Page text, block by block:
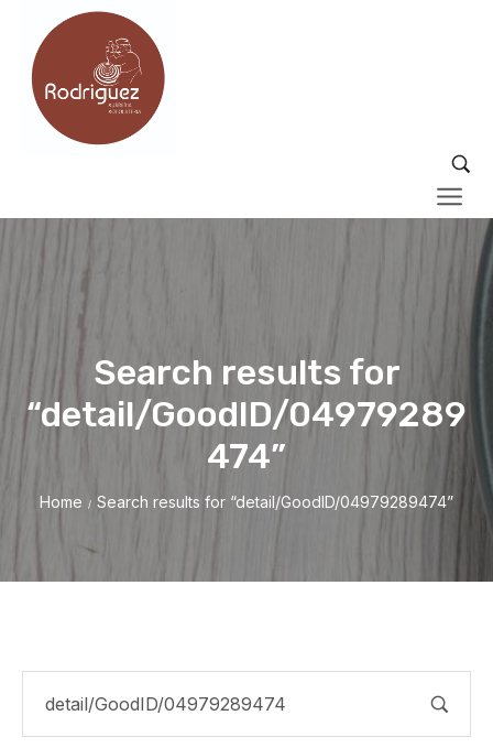
Search results for
“detail/GoodID/04979289
474”
Home / Search results for “detail/GoodID/04979289474”